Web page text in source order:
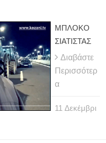
ΜΠΛΟΚΟ
ΣΙΑΤΙΣΤΑΣ
Διαβάστε
Περισσότερ
α
11 Δεκέμβρι